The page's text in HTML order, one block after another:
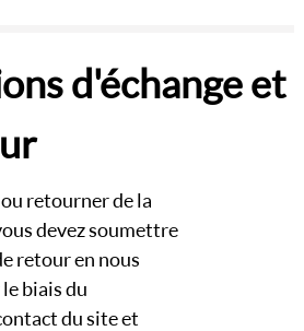
d'échange et
retourner de la
devez soumettre
retour en nous
biais du
du site et